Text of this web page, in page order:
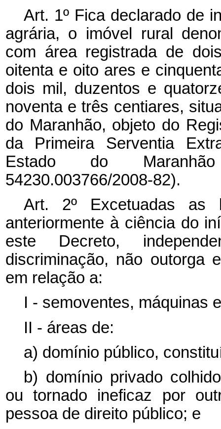
Art. 1º Fica declarado de
agrária, o imóvel rural
com área registrada de
oitenta e oito ares e
dois mil, duzentos e
noventa e três centiares,
do Maranhão, objeto do
da Primeira Serventia
Estado do Maranhão
54230.003766/2008-82).
Art. 2º Excetuadas as
anteriormente à ciência do
este Decreto,
discriminação, não outorga
em relação a:
I - semoventes, máquinas
II - áreas de:
a) domínio público,
b) domínio privado
ou tornado ineficaz por
pessoa de direito público; e